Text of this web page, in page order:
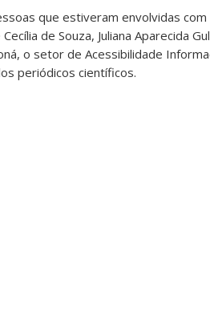
que estiveram envolvidas
de Souza, Juliana Aparecida
o setor de Acessibilidade
periódicos científicos.